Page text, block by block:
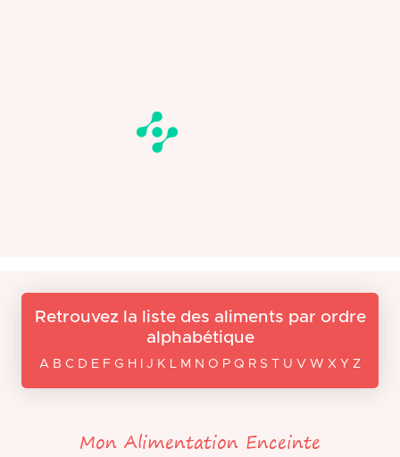
Retrouvez la liste des aliments par ordre
alphabétique
A B C D E F G H I J K L M N O P Q R S T U V W X Y Z
Mon Alimentation Enceinte